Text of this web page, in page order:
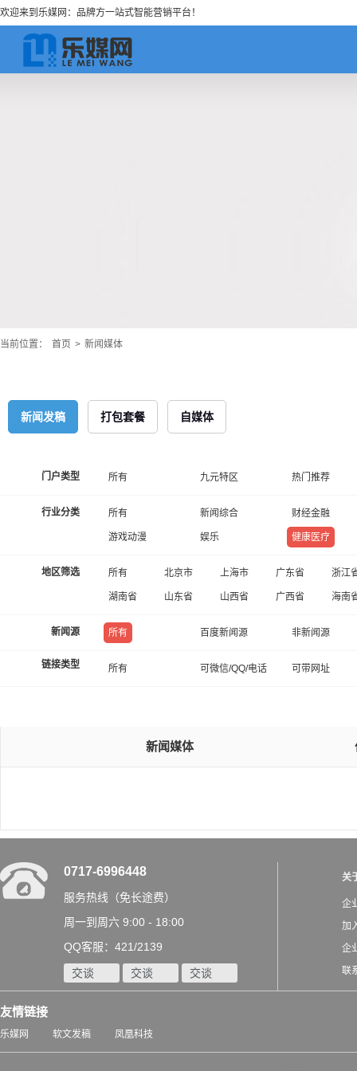
欢迎来到乐媒网：品牌方一站式智能营销平台！
当前位置： 首页 > 新闻媒体
新闻发稿 打包套餐 自媒体
门户类型 所有 九元特区 热门推荐
行业分类 所有 新闻综合 财经金融
游戏动漫 娱乐 健康医疗
地区筛选 所有 北京市 上海市 广东省 浙江
湖南省 山东省 山西省 广西省 海南
新闻源 所有 百度新闻源 非新闻源
链接类型 所有 可微信/QQ/电话 可带网址
新闻媒体
0717-6996448
服务热线（免长途费）
周一到周六 9:00 - 18:00
QQ客服：421/2139
交谈 交谈 交谈
关
企
加
企
联
友情链接
乐媒网 软文发稿 凤凰科技